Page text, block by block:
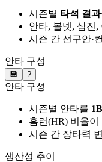
시즌별 타석 결
안타, 볼넷, 삼진,
시즌 간 선구안·
안타 구성
💾 ?
안타 구성
시즌별 안타를
홈런(HR) 비율이
시즌 간 장타력
생산성 추이